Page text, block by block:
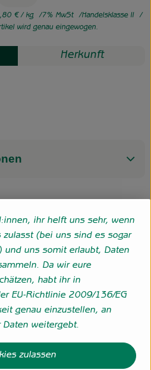
€/ kg 7% MwSt
Handelsklasse II
wird genau eingewogen.
Herkunft
Grummersort GbR
www.instagram.com/
zu https://wp.solawi-
ihr helft uns sehr, wenn
zulasst (bei uns sind es sogar
und uns somit erlaubt, Daten
Da wir eure
habt ihr in
EU-Richtlinie 2009/136/EG
genau einzustellen, an
weitergebt.
zulassen